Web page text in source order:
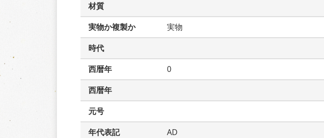
材質
実物か複製か
実物
時代
西暦年
0
西暦年
元号
年代表記
AD